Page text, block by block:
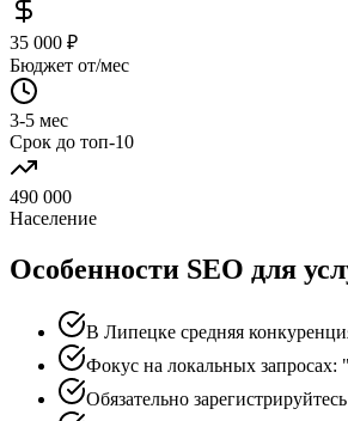
35 000 ₽
Бюджет от/мес
3-5 мес
Срок до топ-10
490 000
Население
Особенности SEO для
В Липецке средняя
Фокус на локальных
Обязательно